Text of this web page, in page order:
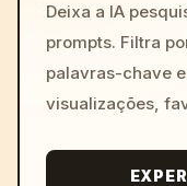
Deixa a IA
prompts. Filtra
palavras-chave
visualizações,